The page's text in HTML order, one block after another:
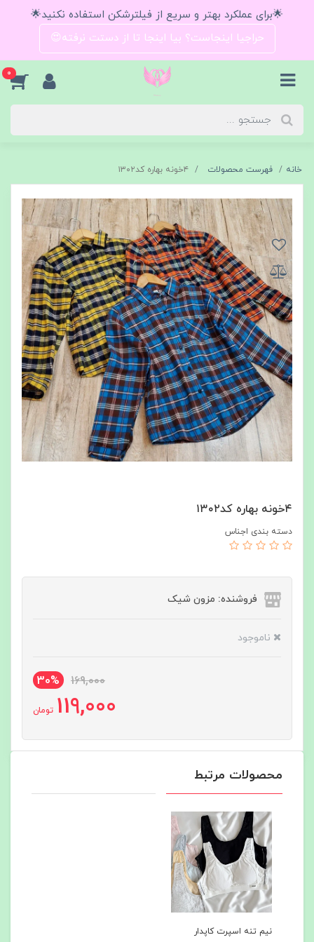
🌟برای عملکرد بهتر و سریع از فیلترشکن استفاده نکنید🌟
حراجیا اینجاست؟ بیا اینجا تا از دستت نرفته😍
0
خانه فهرست محصولات ۴خونه بهاره کد۱۳۰۲
۴خونه بهاره کد۱۳۰۲
دسته بندی اجناس
فروشنده: مزون شیک
ناموجود
169,000
30%
119,000 تومان
محصولات مرتبط
نیم تنه اسپرت کاپدار